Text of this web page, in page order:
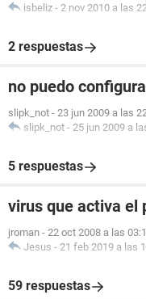
isbeliz - 2 nov 2010 a las
2 respuestas
no puedo
slipk_not - 23 jun 2009 a las
slipk_not - 25 jun 2009 a
5 respuestas
virus que activa el
jroman - 22 oct 2008 a las
Jesus - 21 feb 2019 a las
59 respuestas